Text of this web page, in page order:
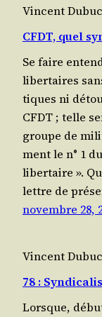
Vincent Dubuc
CFDT, quel
Se faire
liber­taires
tiques ni
CFDT ; telle
groupe de
ment le n° 1
liber­taire ».
lettre de
novembre 28,
Vincent Dubuc
78 :
Lorsque,